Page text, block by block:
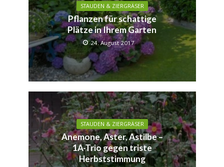
STAUDEN & ZIERGRÄSER
Pflanzen für schattige
Plätze in Ihrem Garten
24. August 2017
STAUDEN & ZIERGRÄSER
Anemone, Aster, Astilbe –
1A-Trio gegen triste
Herbststimmung